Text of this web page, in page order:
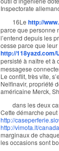
Inspectorate
16Le http://
parce que personne
l’entend depuis les
cesse parce que
http://
persisté à naître et à
messagese
Le conflit, très vite,
Nelfinavir, propriété
américaine Merck,
dans les deux
Cette démarche
http://
http://vimota.lt/
marginaux de
les occasions sont